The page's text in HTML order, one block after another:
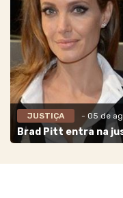
JUSTIÇA - 05 de
Brad Pitt entra na